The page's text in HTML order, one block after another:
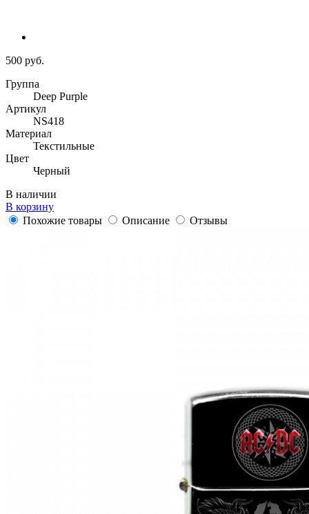
500 руб.
Группа
Deep Purple
Артикул
NS418
Материал
Текстильные
Цвет
Черный
В наличии
В корзину
Похожие товары
Описание Отзывы